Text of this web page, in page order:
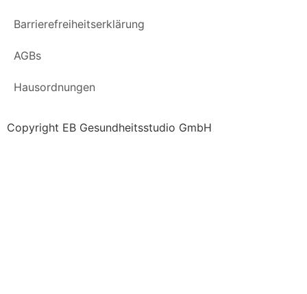
Barrierefreiheitserklärung
AGBs
Hausordnungen
Copyright EB Gesundheitsstudio GmbH